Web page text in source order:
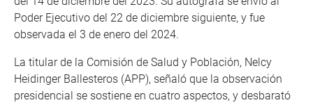
Poder Ejecutivo del 22 de diciembre siguiente, y fue
observada el 3 de enero del 2024.
La titular de la Comisión de Salud y Población, Nelcy
Heidinger Ballesteros (APP), señaló que la observación
presidencial se sostiene en cuatro aspectos, y desbarató